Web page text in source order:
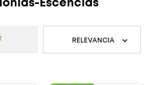
Escencias
RELEVANCIA